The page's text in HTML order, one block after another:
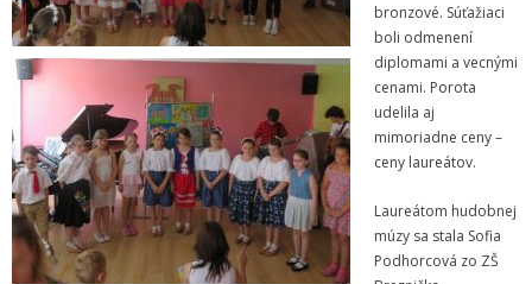
- Informácia pre uchádzača o zamestnanie
- Termíny školských prázdnin
Projekty
- Talentík
- Pódium mladých umelcov
- Cesta za umením
bronzové. Súťažiaci
boli odmenení
diplomami a vecnými
cenami. Porota
udelila aj
mimoriadne ceny –
ceny laureátov.
Laureátom hudobnej
múzy sa stala Sofia
Podhorcová zo ZŠ